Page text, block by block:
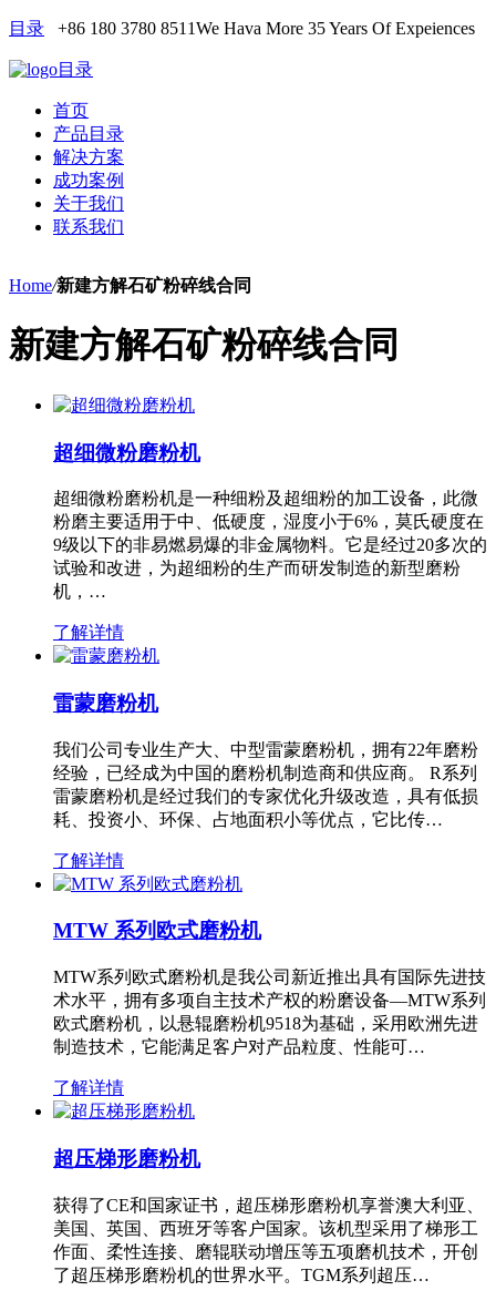
目录 +86 180 3780 8511We Hava More 35 Years Of Expeiences
目录
首页
产品目录
解决方案
成功案例
关于我们
联系我们
Home/新建方解石矿粉碎线合同
新建方解石矿粉碎线合同
超细微粉磨粉机
超细微粉磨粉机是一种细粉及超细粉的加工设备，此微
粉磨主要适用于中、低硬度，湿度小于6%，莫氏硬度在
9级以下的非易燃易爆的非金属物料。它是经过20多次的
试验和改进，为超细粉的生产而研发制造的新型磨粉
机，…
了解详情
雷蒙磨粉机
我们公司专业生产大、中型雷蒙磨粉机，拥有22年磨粉
经验，已经成为中国的磨粉机制造商和供应商。 R系列
雷蒙磨粉机是经过我们的专家优化升级改造，具有低损
耗、投资小、环保、占地面积小等优点，它比传…
了解详情
MTW 系列欧式磨粉机
MTW系列欧式磨粉机是我公司新近推出具有国际先进技
术水平，拥有多项自主技术产权的粉磨设备—MTW系列
欧式磨粉机，以悬辊磨粉机9518为基础，采用欧洲先进
制造技术，它能满足客户对产品粒度、性能可…
了解详情
超压梯形磨粉机
获得了CE和国家证书，超压梯形磨粉机享誉澳大利亚、
美国、英国、西班牙等客户国家。该机型采用了梯形工
作面、柔性连接、磨辊联动增压等五项磨机技术，开创
了超压梯形磨粉机的世界水平。TGM系列超压…